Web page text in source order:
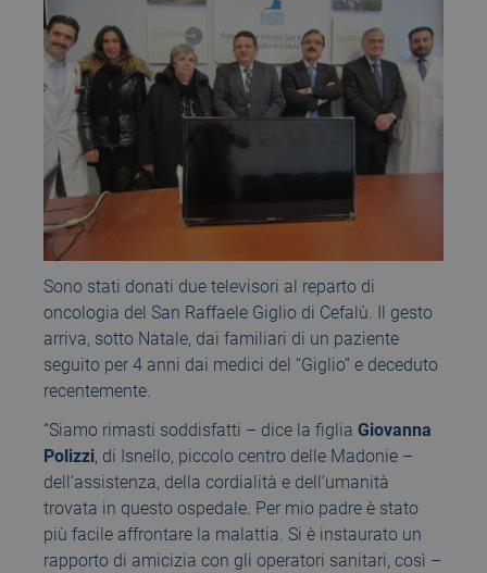
Sono stati donati due televisori al reparto di
oncologia del San Raffaele Giglio di Cefalù. Il gesto
arriva, sotto Natale, dai familiari di un paziente
seguito per 4 anni dai medici del “Giglio” e deceduto
recentemente.
“Siamo rimasti soddisfatti – dice la figlia Giovanna
Polizzi, di Isnello, piccolo centro delle Madonie –
dell’assistenza, della cordialità e dell’umanità
trovata in questo ospedale. Per mio padre è stato
più facile affrontare la malattia. Si è instaurato un
rapporto di amicizia con gli operatori sanitari, così –